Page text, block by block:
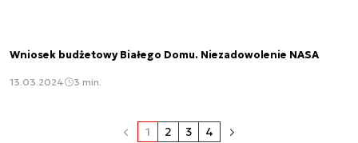
Wniosek budżetowy Białego Domu. Niezadowolenie NASA
13.03.2024 3 min.
1 2 3 4